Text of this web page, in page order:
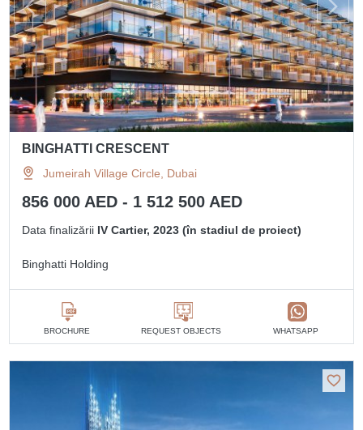
BINGHATTI CRESCENT
Jumeirah Village Circle, Dubai
856 000 AED - 1 512 500 AED
Data finalizării IV Cartier, 2023 (în stadiul de proiect)
Binghatti Holding
BROCHURE REQUEST OBJECTS WHATSAPP